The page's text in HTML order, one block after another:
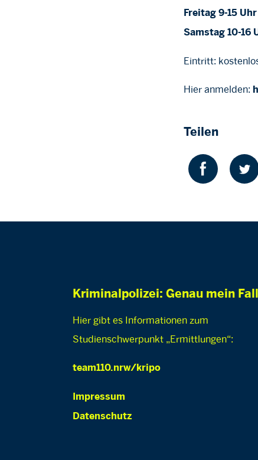
Freitag 9-15 Uhr
Samstag 10-16
Eintritt:
Hier anmelden:
Teilen
Kriminalpolizei: Genau mein
Hier gibt es Informationen zum
Studienschwerpunkt „Ermittlungen“:
team110.nrw/kripo
Impressum
Datenschutz